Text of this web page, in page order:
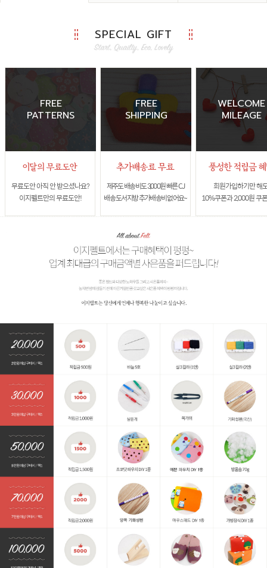
SPECIAL GIFT
FREE
PATTERNS
무료도안 아직 안 받으셨나요?
이지펠트만의 무료도안!
FREE
SHIPPING
제주도 배송비도 3,000원 빠른 CJ
배송 도서지방 추가배송비 없어요~
WELCOME
MILEAGE
회원가입하기만 해
10%쿠폰과 2,000원 쿠